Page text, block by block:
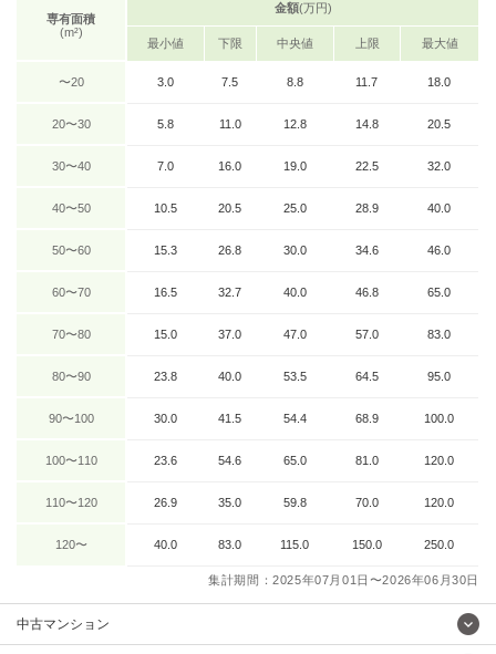
専有面積
(m²)
金額(万円)
最小値 下限 中央値 上限 最大値
〜20 3.0 7.5 8.8 11.7 18.0
20〜30 5.8 11.0 12.8 14.8 20.5
30〜40 7.0 16.0 19.0 22.5 32.0
40〜50 10.5 20.5 25.0 28.9 40.0
50〜60 15.3 26.8 30.0 34.6 46.0
60〜70 16.5 32.7 40.0 46.8 65.0
70〜80 15.0 37.0 47.0 57.0 83.0
80〜90 23.8 40.0 53.5 64.5 95.0
90〜100 30.0 41.5 54.4 68.9 100.0
100〜110 23.6 54.6 65.0 81.0 120.0
110〜120 26.9 35.0 59.8 70.0 120.0
120〜 40.0 83.0 115.0 150.0 250.0
集計期間：2025年07月01日〜2026年06月30日
中古マンション